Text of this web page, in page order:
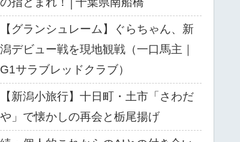
【グランシュレーム】ぐらちゃん、新
潟デビュー戦を現地観戦（一口馬主｜
G1サラブレッドクラブ）
【新潟小旅行】十日町・土市「さわだ
や」で懐かしの再会と栃尾揚げ